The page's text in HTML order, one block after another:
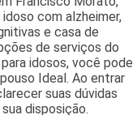
com alzheimer,
e casa de
de serviços do
idosos, você pode
Ideal. Ao entrar
suas dúvidas
disposição.